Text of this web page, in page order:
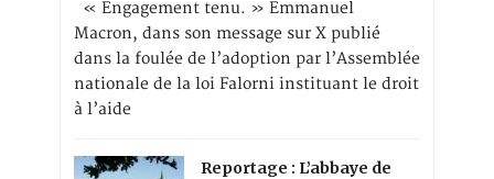
« Engagement tenu. » Emmanuel
Macron, dans son message sur X publié
dans la foulée de l’adoption par l’Assemblée
nationale de la loi Falorni instituant le droit
à l’aide
Reportage : L’abbaye de